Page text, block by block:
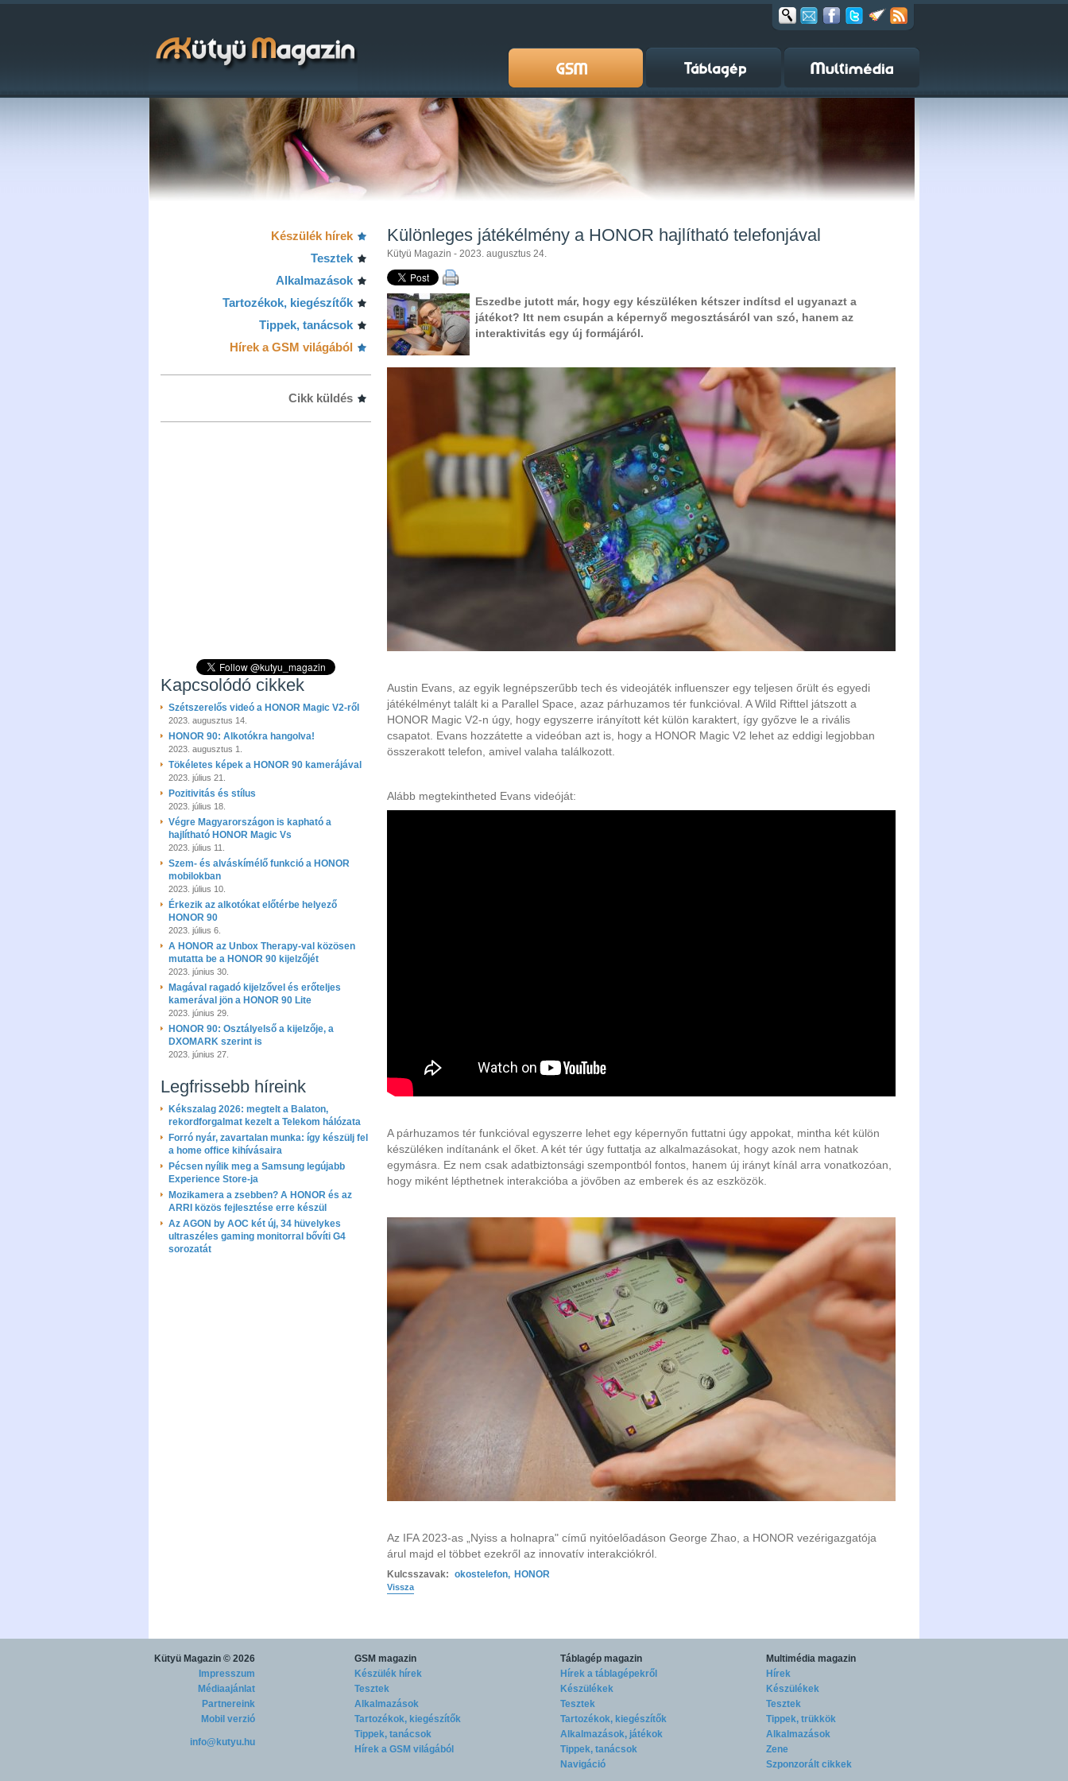
Készülék hírek
Tesztek
Alkalmazások
Tartozékok, kiegészítők
Tippek, tanácsok
Hírek a GSM világából
Cikk küldés
Kapcsolódó cikkek
Szétszerelős videó a HONOR Magic V2-ről
2023. augusztus 14.
HONOR 90: Alkotókra hangolva!
2023. augusztus 1.
Tökéletes képek a HONOR 90 kamerájával
2023. július 21.
Pozitivitás és stílus
2023. július 18.
Végre Magyarországon is kapható a
hajlítható HONOR Magic Vs
2023. július 11.
Szem- és alváskímélő funkció a HONOR
mobilokban
2023. július 10.
Érkezik az alkotókat előtérbe helyező
HONOR 90
2023. július 6.
A HONOR az Unbox Therapy-val közösen
mutatta be a HONOR 90 kijelzőjét
2023. június 30.
Magával ragadó kijelzővel és erőteljes
kamerával jön a HONOR 90 Lite
2023. június 29.
HONOR 90: Osztályelső a kijelzője, a
DXOMARK szerint is
2023. június 27.
Legfrissebb híreink
Kékszalag 2026: megtelt a Balaton,
rekordforgalmat kezelt a Telekom hálózata
Forró nyár, zavartalan munka: így készülj fel
a home office kihívásaira
Pécsen nyílik meg a Samsung legújabb
Experience Store-ja
Mozikamera a zsebben? A HONOR és az
ARRI közös fejlesztése erre készül
Az AGON by AOC két új, 34 hüvelykes
ultraszéles gaming monitorral bővíti G4
sorozatát
Különleges játékélmény a HONOR hajlítható telefonjával
Kütyü Magazin - 2023. augusztus 24.
Eszedbe jutott már, hogy egy készüléken kétszer indítsd el ugyanazt a
játékot? Itt nem csupán a képernyő megosztásáról van szó, hanem az
interaktivitás egy új formájáról.
Austin Evans, az egyik legnépszerűbb tech és videojáték influenszer egy teljesen őrült és egyedi
játékélményt talált ki a Parallel Space, azaz párhuzamos tér funkcióval. A Wild Rifttel játszott a
HONOR Magic V2-n úgy, hogy egyszerre irányított két külön karaktert, így győzve le a rivális
csapatot. Evans hozzátette a videóban azt is, hogy a HONOR Magic V2 lehet az eddigi legjobban
összerakott telefon, amivel valaha találkozott.
Alább megtekintheted Evans videóját:
A párhuzamos tér funkcióval egyszerre lehet egy képernyőn futtatni úgy appokat, mintha két külön
készüléken indítanánk el őket. A két tér úgy futtatja az alkalmazásokat, hogy azok nem hatnak
egymásra. Ez nem csak adatbiztonsági szempontból fontos, hanem új irányt kínál arra vonatkozóan,
hogy miként lépthetnek interakcióba a jövőben az emberek és az eszközök.
Az IFA 2023-as „Nyiss a holnapra" című nyitóelőadáson George Zhao, a HONOR vezérigazgatója
árul majd el többet ezekről az innovatív interakciókról.
Kulcsszavak: okostelefon, HONOR
Vissza
Kütyü Magazin © 2026
Impresszum
Médiaajánlat
Partnereink
Mobil verzió
info@kutyu.hu
GSM magazin
Készülék hírek
Tesztek
Alkalmazások
Tartozékok, kiegészítők
Tippek, tanácsok
Hírek a GSM világából
Táblagép magazin
Hírek a táblagépekről
Készülékek
Tesztek
Tartozékok, kiegészítők
Alkalmazások, játékok
Tippek, tanácsok
Navigáció
Multimédia magazin
Hírek
Készülékek
Tesztek
Tippek, trükkök
Alkalmazások
Zene
Szponzorált cikkek